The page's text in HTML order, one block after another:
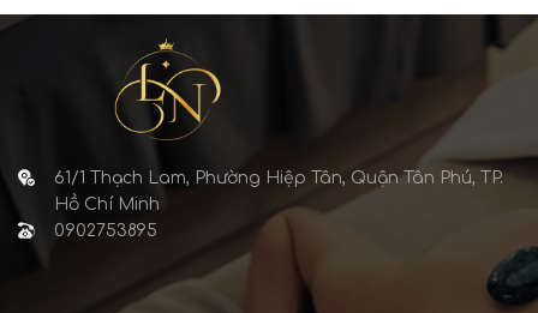
61/1 Thạch Lam, Phường Hiệp Tân, Quận Tân Phú, TP.
Hồ Chí Minh
0902753895